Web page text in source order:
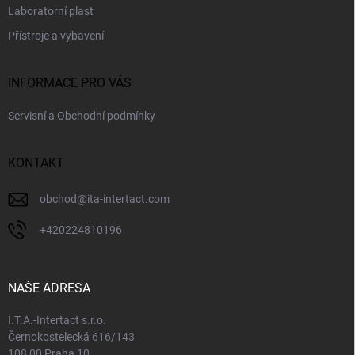
Laboratorní plast
Přístroje a vybavení
INFORMACE PRO VÁS
Servisní a Obchodní podmínky
KONTAKT
obchod@ita-intertact.com
+420224810196
NAŠE ADRESA
I.T.A.-Intertact s.r.o.
Černokostelecká 616/143